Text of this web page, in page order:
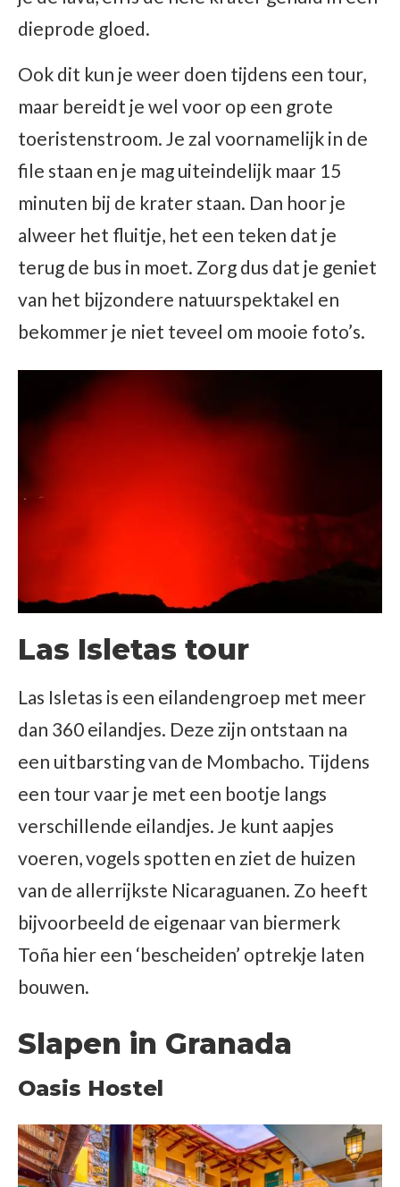
dieprode gloed.
Ook dit kun je weer doen tijdens een tour,
maar bereidt je wel voor op een grote
toeristenstroom. Je zal voornamelijk in de
file staan en je mag uiteindelijk maar 15
minuten bij de krater staan. Dan hoor je
alweer het fluitje, het een teken dat je
terug de bus in moet. Zorg dus dat je geniet
van het bijzondere natuurspektakel en
bekommer je niet teveel om mooie foto’s.
Las Isletas tour
Las Isletas is een eilandengroep met meer
dan 360 eilandjes. Deze zijn ontstaan na
een uitbarsting van de Mombacho. Tijdens
een tour vaar je met een bootje langs
verschillende eilandjes. Je kunt aapjes
voeren, vogels spotten en ziet de huizen
van de allerrijkste Nicaraguanen. Zo heeft
bijvoorbeeld de eigenaar van biermerk
Toña hier een ‘bescheiden’ optrekje laten
bouwen.
Slapen in Granada
Oasis Hostel